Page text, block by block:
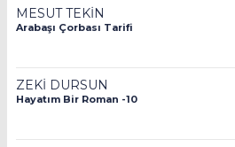
MESUT TEKİN
Arabaşı Çorbası Tarifi
ZEKİ DURSUN
Hayatım Bir Roman -10